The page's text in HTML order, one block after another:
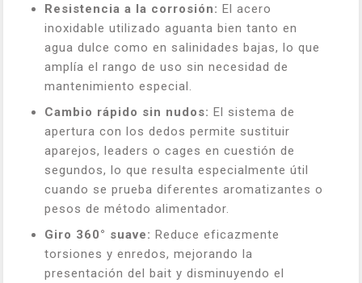
Resistencia a la corrosión: El acero
inoxidable utilizado aguanta bien tanto en
agua dulce como en salinidades bajas, lo que
amplía el rango de uso sin necesidad de
mantenimiento especial.
Cambio rápido sin nudos: El sistema de
apertura con los dedos permite sustituir
aparejos, leaders o cages en cuestión de
segundos, lo que resulta especialmente útil
cuando se prueba diferentes aromatizantes o
pesos de método alimentador.
Giro 360° suave: Reduce eficazmente
torsiones y enredos, mejorando la
presentación del bait y disminuyendo el